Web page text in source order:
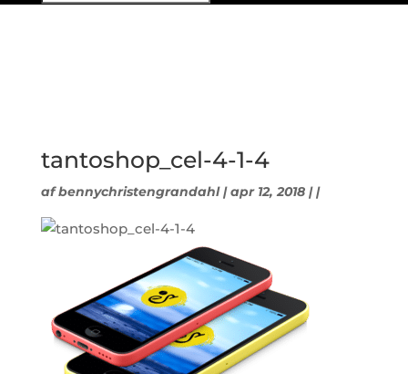
tantoshop_cel-4-1-4
afbennychristengrandahl| apr 12, 2018 | |